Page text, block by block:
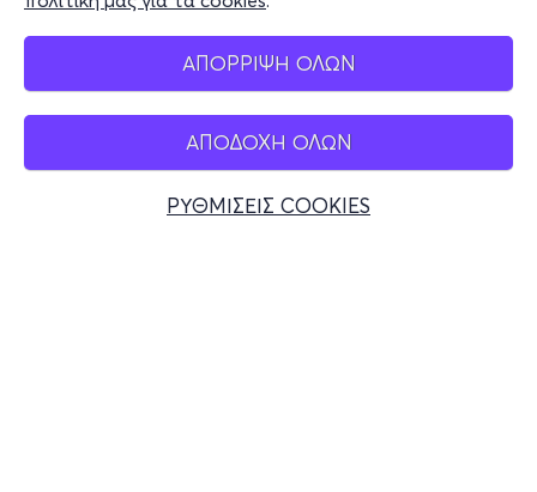
ΑΠΟΡΡΙΨΗ ΟΛΩΝ
ΑΠΟΔΟΧΗ ΟΛΩΝ
ΡΥΘΜΙΣΕΙΣ COOKIES
Mobile app